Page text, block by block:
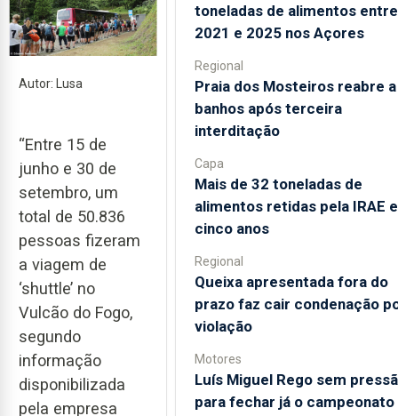
Autor: Lusa
“Entre 15 de
junho e 30 de
setembro, um
total de 50.836
pessoas fizeram
a viagem de
‘shuttle’ no
Vulcão do Fogo,
segundo
informação
disponibilizada
pela empresa
toneladas de alimentos entre
2021 e 2025 nos Açores
Regional
Praia dos Mosteiros reabre a
banhos após terceira
interditação
Capa
Mais de 32 toneladas de
alimentos retidas pela IRAE
cinco anos
Regional
Queixa apresentada fora do
prazo faz cair condenação
violação
Motores
Luís Miguel Rego sem
para fechar já o campeonato